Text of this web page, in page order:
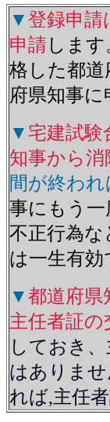
▼登録申請
申請しま
格した都
府県知事に
▼宅建試験
知事から
間が終われ
事にもう
不正行為
は一生有効
▼都道府県
主任者証
しておき
はありま
れば,主任